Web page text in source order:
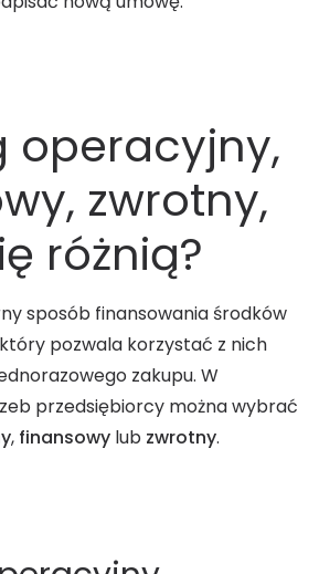
operacyjny,
zwrotny,
różnią?
sposób finansowania środków
pozwala korzystać z nich
zakupu. W
przedsiębiorcy można wybrać
, finansowy lub zwrotny.